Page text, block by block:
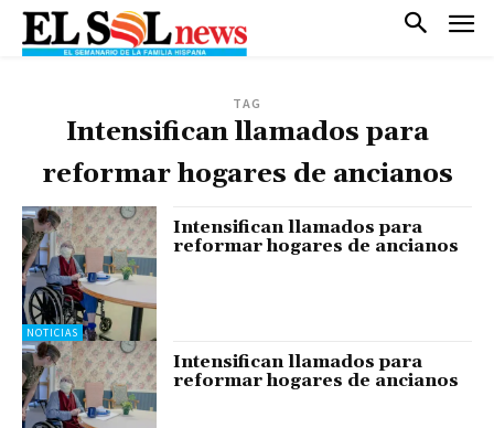
TAG
Intensifican llamados para
reformar hogares de ancianos
NOTICIAS
Intensifican llamados para
reformar hogares de ancianos
Intensifican llamados para
reformar hogares de ancianos